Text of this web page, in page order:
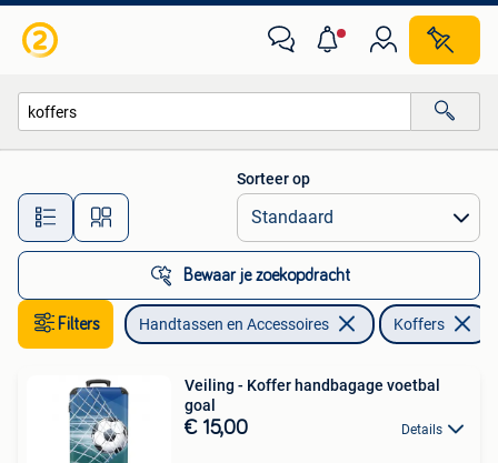
Alle afstanden…
Sorteer op
Bewaar je zoekopdracht
Filters Handtassen en Accessoires Koffers
Veiling - Koffer handbagage voetbal
goal
€ 15,00 Details